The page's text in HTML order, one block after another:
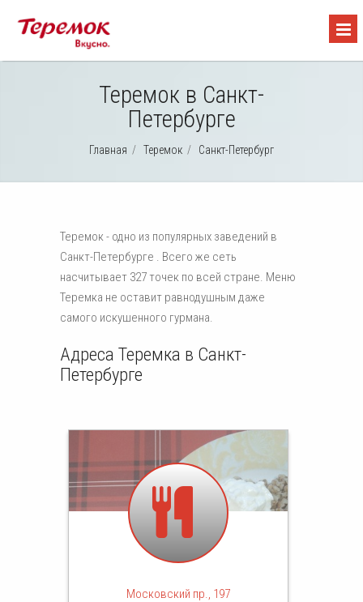
Теремок в Санкт-
Петербурге
Главная / Теремок / Санкт-Петербург
Теремок - одно из популярных заведений в
Санкт-Петербурге . Всего же сеть
насчитывает 327 точек по всей стране. Меню
Теремка не оставит равнодушным даже
самого искушенного гурмана.
Адреса Теремка в Санкт-
Петербурге
Московский пр., 197